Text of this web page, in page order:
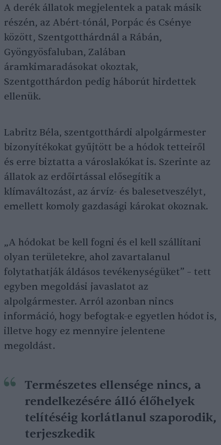
A derék állatok megjelentek a patak másik
részén, az Abért-tónál, Porpác és Csénye
között, Szentgotthárdnál a Rábán,
Gyöngyösfaluban, Zalában
áramkimaradásokat okoztak,
Szentgotthárdon pedig háborút hirdettek
ellenük.
Labritz Béla, szentgotthárdi alpolgármester
bizonyítékokat gyűjtött be a hódok tetteiről
és erre biztatta a városlakókat is. Szerinte az
állatok az erdőirtással elősegítik a
klímaváltozást, az árvíz- és balesetveszélyt,
emellett komoly gazdasági károkat okoznak.
„A hódokat be kell fogni és el kell szállítani
olyan területekre, ahol zavartalanul
folytathatják áldásos tevékenységüket” – tett
egyben megoldási javaslatot az
alpolgármester. Arról azonban nincs
információ, hogy befogtak-e egyetlen hódot is,
illetve hogy ez mennyire jelentene
megoldást.
Természetes ellensége nincs, a
rendelkezésére álló élőhelyek
telítéséig korlátlanul szaporodik,
terjeszkedik